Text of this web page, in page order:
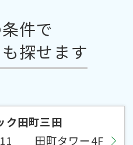
件で
探せます
ク田町三田
11 田町タワー4F